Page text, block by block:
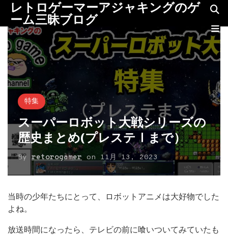
レトロゲーマーアジャキングのゲ
ーム三昧ブログ
特集
スーパーロボット大戦シリーズの
歴史まとめ(プレステⅠまで）
By retorogamer on 11月 13, 2023
当時の少年たちにとって、ロボットアニメは大好物でした
よね。
放送時間になったら、テレビの前に喰いついてみていたも